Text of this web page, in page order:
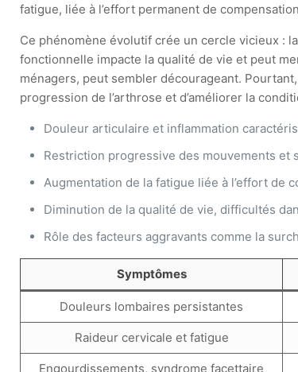
fatigue, liée à l’effort permanent de
Ce phénomène évolutif crée un cercle vicieux :
fonctionnelle impacte la qualité de vie et peut
ménagers, peut sembler décourageant.
progression de l’arthrose et d’améliorer la
Douleur articulaire et inflammation
Restriction progressive des mouvements et
Augmentation de la fatigue liée à l’effort de
Diminution de la qualité de vie, difficultés
Rôle des facteurs aggravants comme la
Symptômes
Douleurs lombaires persistantes
Raideur cervicale et fatigue
Engourdissements, syndrome facettaire